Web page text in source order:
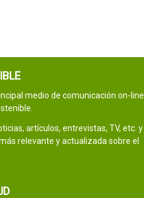
medio de comunicación on-line
artículos, entrevistas, TV, etc. y
relevante y actualizada sobre el